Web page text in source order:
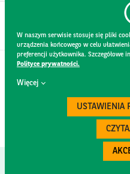
W naszym serwisie stosuje się pliki
urządzenia końcowego w celu
preferencji użytkownika. Szczegółowe
Polityce prywatności.
Więcej
USTAWIENIA
KONTAKT
REGULAMIN STRONY
POLITYKA PRYWATNOŚCI